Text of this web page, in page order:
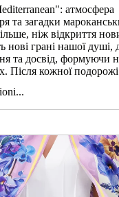
атмосфера
та загадки
ніж відкриття
нові грані нашої душі,
та досвід, формуючи
Після кожної